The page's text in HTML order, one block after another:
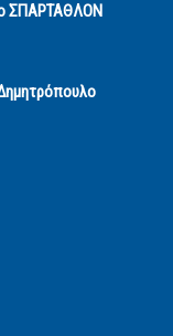
ΣΠΑΡΤΑΘΛΟΝ